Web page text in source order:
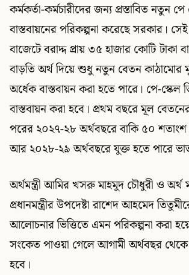
কর্মকর্তা-কর্মচারীদের জন্য প্রস্তাবিত নতুন
বাস্তবায়নের পরিকল্পনা করেছে সরকার।
বাজেটে বরাদ্দ প্রায় ৩৫ হাজার কোটি টাকা
বাড়তি অর্থ দিয়ে শুধু নতুন বেতন কাঠামোর
অর্ধেক বাস্তবায়ন করা হতে পারে। পে-স্কেল
বাস্তবায়ন করা হবে। প্রথম বছরে মূল
পরের ২০২৭-২৮ অর্থবছরে বাকি ৫০ শতাংশ
আর ২০২৮-২৯ অর্থবছরে যুক্ত হতে পারে
অর্থমন্ত্রী আমির খসরু মাহমুদ চৌধুরী ও অর্থ
প্রধানমন্ত্রীর উপদেষ্টা রাশেদ আহমেদ
আলোচনার ভিত্তিতে এমন পরিকল্পনা করা
সংকেত পাওয়া গেলে আগামী অর্থবছর
হবে।